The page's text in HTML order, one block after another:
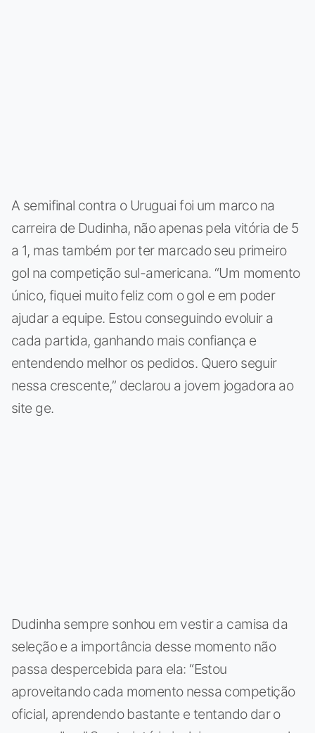
A semifinal contra o Uruguai foi um marco na
carreira de Dudinha, não apenas pela vitória de 5
a 1, mas também por ter marcado seu primeiro
gol na competição sul-americana. “Um momento
único, fiquei muito feliz com o gol e em poder
ajudar a equipe. Estou conseguindo evoluir a
cada partida, ganhando mais confiança e
entendendo melhor os pedidos. Quero seguir
nessa crescente,” declarou a jovem jogadora ao
site ge.
Dudinha sempre sonhou em vestir a camisa da
seleção e a importância desse momento não
passa despercebida para ela: “Estou
aproveitando cada momento nessa competição
oficial, aprendendo bastante e tentando dar o